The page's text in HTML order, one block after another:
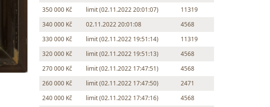
350 000 Kč
limit (02.11.2022 20:01:07)
11319
340 000 Kč
02.11.2022 20:01:08
4568
330 000 Kč
limit (02.11.2022 19:51:14)
11319
320 000 Kč
limit (02.11.2022 19:51:13)
4568
270 000 Kč
limit (02.11.2022 17:47:51)
4568
260 000 Kč
limit (02.11.2022 17:47:50)
2471
240 000 Kč
limit (02.11.2022 17:47:16)
4568